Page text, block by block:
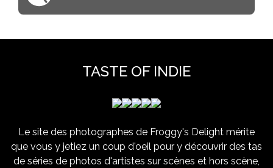
TASTE OF INDIE
Le site des photographes de Froggy's Delight mérite
que vous y jetiez un coup d'oeil pour y découvrir des tas
de séries de photos d'artistes sur scènes et hors scène,